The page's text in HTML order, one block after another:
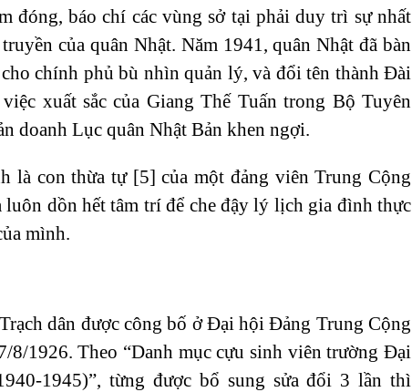
đóng, báo chí các vùng sở tại phải duy trì sự nhất
của quân Nhật. Năm 1941, quân Nhật đã bàn
chính phủ bù nhìn quản lý, và đổi tên thành Đài
xuất sắc của Giang Thế Tuấn trong Bộ Tuyên
doanh Lục quân Nhật Bản khen ngợi.
là con thừa tự [5] của một đảng viên Trung Cộng
dồn hết tâm trí để che đậy lý lịch gia đình thực
mình.
dân được công bố ở Đại hội Đảng Trung Cộng
8/1926. Theo “Danh mục cựu sinh viên trường Đại
1945)”, từng được bổ sung sửa đổi 3 lần thì